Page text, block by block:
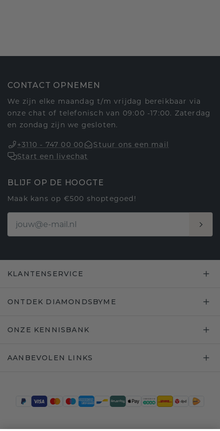
CONTACT OPNEMEN
We zijn elke maandag t/m vrijdag bereikbaar via
onze chat of telefonisch van 09:00 -17:00. Zaterdag
en zondag zijn we gesloten.
+3110 - 747 00 00
Stuur ons een mail
Start een livechat
BLIJF OP DE HOOGTE
Maak kans op €500 shoptegoed!
KLANTENSERVICE
ONTDEK DIAMONDSBYME
ONZE KENNISBANK
AANBEVOLEN LINKS